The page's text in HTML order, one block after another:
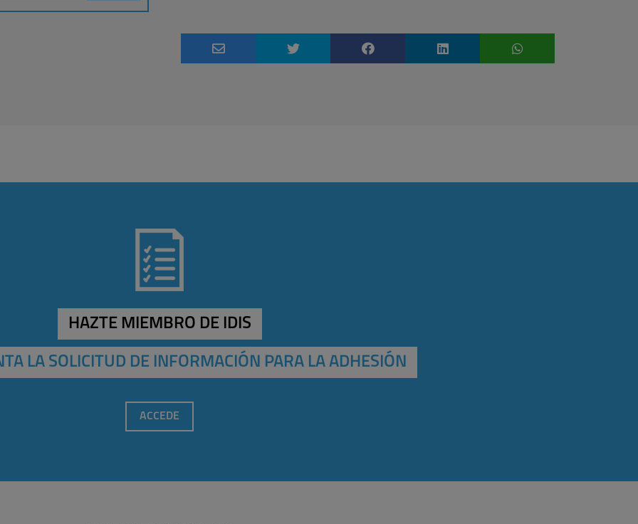
HAZTE MIEMBRO DE IDIS
LA SOLICITUD DE INFORMACIÓN PARA LA ADHESIÓN
ACCEDE